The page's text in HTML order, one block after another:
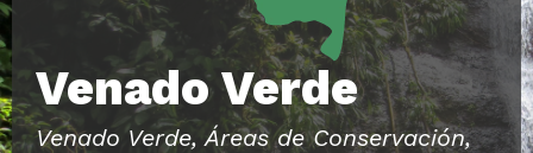
Venado Verde
Venado Verde, Áreas de Conservación,